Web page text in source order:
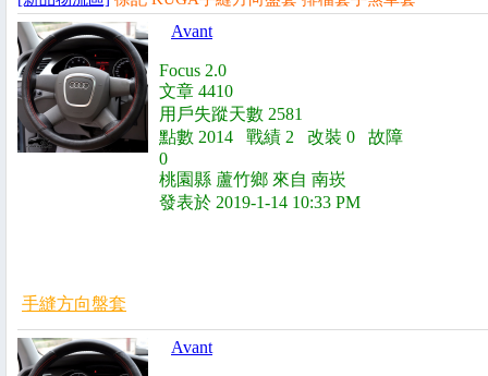
Avant
Focus 2.0
文章 4410
用戶失蹤天數 2581
點數 2014 戰績 2 改裝 0 故障
0
桃園縣 蘆竹鄉 來自 南崁
發表於 2019-1-14 10:33 PM
手縫方向盤套
Avant